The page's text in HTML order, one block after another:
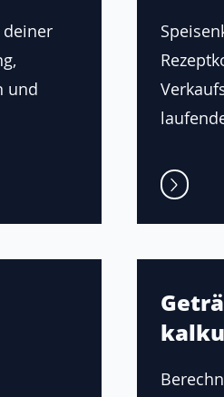
und